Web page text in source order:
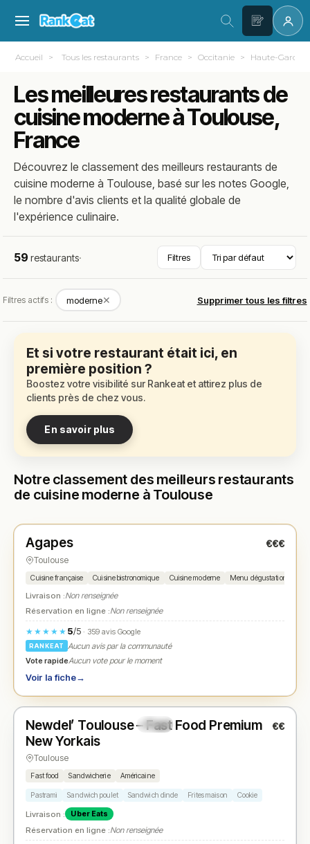
Accueil Tous les restaurants France Occitanie Haute-
Les meilleures restaurants de
cuisine moderne à Toulouse,
France
Découvrez le classement des meilleurs restaurants de
cuisine moderne à Toulouse, basé sur les notes Google,
le nombre d'avis clients et la qualité globale de
l'expérience culinaire.
59 restaurants· Filtres
Filtres actifs : moderne✕ Supprimer tous les filtres
Et si votre restaurant était ici, en
première position ?
Boostez votre visibilité sur Rankeat et attirez plus de
clients près de chez vous.
En savoir plus
Notre classement des meilleurs restaurants
de cuisine moderne à Toulouse
★ N° 1
Agapes €€€
Toulouse
Cuisine française Cuisine bistronomique Cuisine moderne Menu dégustation
Livraison :Non renseignée
Réservation en ligne :Non renseignée
★★★★★ 5/5· 359 avis Google
RANKEAT
Aucun avis par la communauté
Vote rapideAucun vote pour le moment
Voir la fiche→
★ N° 2
Newdel’ Toulouse – Fast Food Premium
New Yorkais
€€
Toulouse
Fast food Sandwicherie Américaine
Pastrami Sandwich poulet Sandwich dinde Frites maison Cookie
Livraison : Uber Eats
Réservation en ligne :Non renseignée